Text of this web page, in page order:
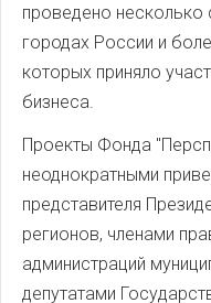
проведено несколько
городах России и
которых приняло
бизнеса.
Проекты Фонда
неоднократными
представителя
регионов, членами
администраций
депутатами